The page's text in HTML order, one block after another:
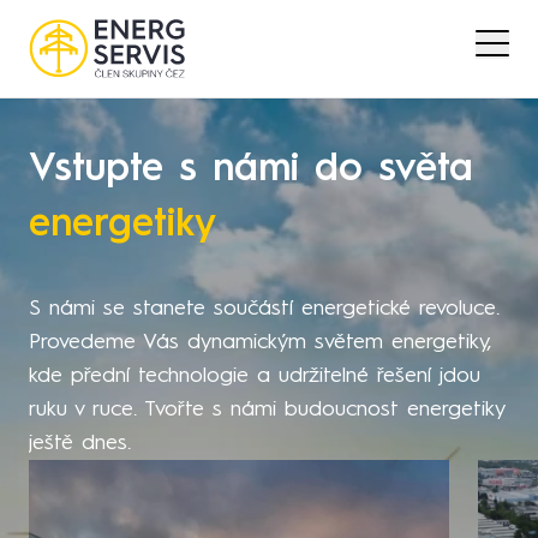
Vstupte s námi do světa
energetiky
S námi se stanete součástí energetické revoluce.
Provedeme Vás dynamickým světem energetiky,
kde přední technologie a udržitelné řešení jdou
ruku v ruce. Tvořte s námi budoucnost energetiky
ještě dnes.